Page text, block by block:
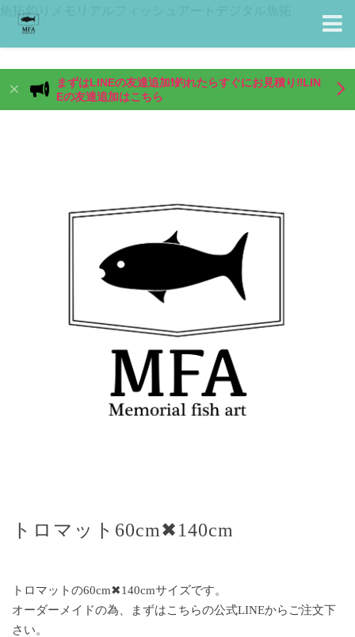
魚拓釣りメモリアルフィッシュアートデジタル魚拓
まずはLINEの友達追加❗️釣れたらすぐにお見積り‼️LIN
Eの友達追加はこちら
トロマット60cm✖︎140cm
トロマットの60cm✖︎140cmサイズです。
オーダーメイドの為、まずはこちらの公式LINEからご注文下
さい。